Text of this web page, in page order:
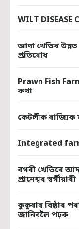
WILT DISEASE
আদা খেতিৰ
প্রতিৰোধ
Prawn Fish
কথা
কেটলীক ৰাজ্যিক
Integrated
বগৰী খেতিৰে
প্ৰানেশ্বৰ স্বৰ্গীয়াৰী
কুকুৰাৰ বিষ্ঠাৰ
জানিবলৈ পঢ়ক